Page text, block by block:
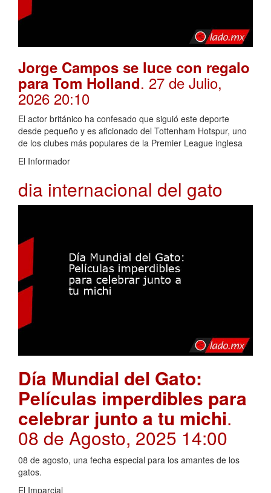
Jorge Campos se luce con regalo
para Tom Holland. 27 de Julio,
2026 20:10
El actor británico ha confesado que siguió este deporte
desde pequeño y es aficionado del Tottenham Hotspur, uno
de los clubes más populares de la Premier League inglesa
El Informador
dia internacional del gato
Día Mundial del Gato:
Películas imperdibles para
celebrar junto a tu michi.
08 de Agosto, 2025 14:00
08 de agosto, una fecha especial para los amantes de los
gatos.
El Imparcial